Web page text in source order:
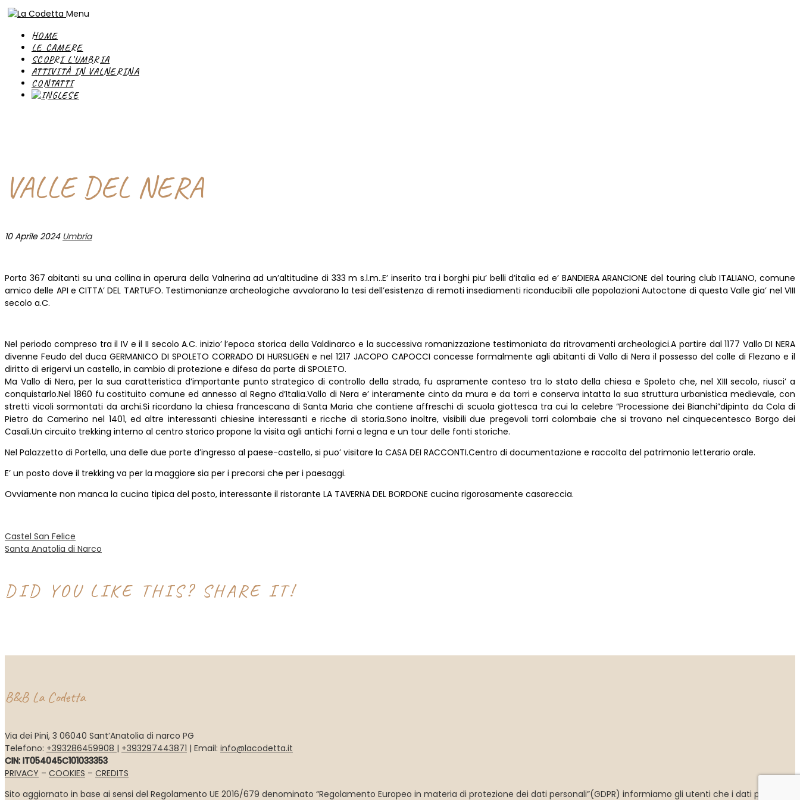
Menu
HOME
LE CAMERE
SCOPRI L’UMBRIA
ATTIVITÀ IN VALNERINA
CONTATTI
VALLE DEL NERA
10 Aprile 2024 Umbria
Porta 367 abitanti su una collina in aperura della Valnerina ad un’altitudine di 333 m s.l.m..E’ inserito tra i borghi piu’ belli d’italia ed e’ BANDIERA ARANCIONE del touring club ITALIANO, comune
amico delle API e CITTA’ DEL TARTUFO. Testimonianze archeologiche avvalorano la tesi dell’esistenza di remoti insediamenti riconducibili alle popolazioni Autoctone di questa Valle gia’ nel VIII
secolo a.C.
Nel periodo compreso tra il IV e il II secolo A.C. inizio’ l’epoca storica della Valdinarco e la successiva romanizzazione testimoniata da ritrovamenti archeologici.A partire dal 1177 Vallo DI NERA
divenne Feudo del duca GERMANICO DI SPOLETO CORRADO DI HURSLIGEN e nel 1217 JACOPO CAPOCCI concesse formalmente agli abitanti di Vallo di Nera il possesso del colle di Flezano e il
diritto di erigervi un castello, in cambio di protezione e difesa da parte di SPOLETO.
Ma Vallo di Nera, per la sua caratteristica d’importante punto strategico di controllo della strada, fu aspramente conteso tra lo stato della chiesa e Spoleto che, nel XIII secolo, riusci’ a
conquistarlo.Nel 1860 fu costituito comune ed annesso al Regno d’Italia.Vallo di Nera e’ interamente cinto da mura e da torri e conserva intatta la sua struttura urbanistica medievale, con
stretti vicoli sormontati da archi.Si ricordano la chiesa francescana di Santa Maria che contiene affreschi di scuola giottesca tra cui la celebre “Processione dei Bianchi”dipinta da Cola di
Pietro da Camerino nel 1401, ed altre interessanti chiesine interessanti e ricche di storia.Sono inoltre, visibili due pregevoli torri colombaie che si trovano nel cinquecentesco Borgo dei
Casali.Un circuito trekking interno al centro storico propone la visita agli antichi forni a legna e un tour delle fonti storiche.
Nel Palazzetto di Portella, una delle due porte d’ingresso al paese-castello, si puo’ visitare la CASA DEI RACCONTI.Centro di documentazione e raccolta del patrimonio letterario orale.
E’ un posto dove il trekking va per la maggiore sia per i precorsi che per i paesaggi.
Ovviamente non manca la cucina tipica del posto, interessante il ristorante LA TAVERNA DEL BORDONE cucina rigorosamente casareccia.
NAVIGAZIONE
ARTICOLI
Castel San Felice
Santa Anatolia di Narco
DID YOU LIKE THIS? SHARE IT!
B&B La Codetta
Via dei Pini, 3 06040 Sant’Anatolia di narco PG
Telefono: +393286459908 | +393297443871 | Email: info@lacodetta.it
CIN: IT054045C101033353
PRIVACY – COOKIES – CREDITS
Sito aggiornato in base ai sensi del Regolamento UE 2016/679 denominato “Regolamento Europeo in materia di protezione dei dati personali”(GDPR) informiamo gli utenti che i dati personali